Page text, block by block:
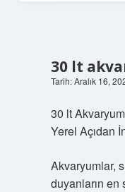
30 lt
Tarih: Aralık 16,
30 lt
Yerel Açıdan
Akvaryumlar,
duyanların